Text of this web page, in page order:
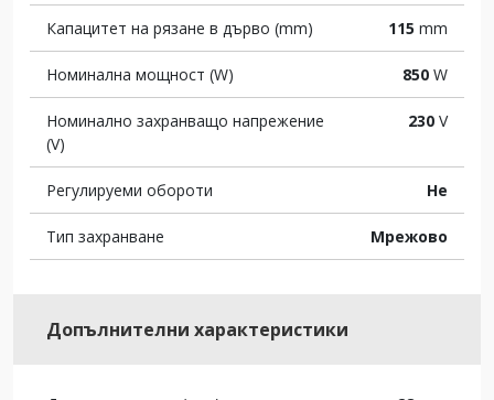
Капацитет на рязане в дърво (mm) 115 mm
Номинална мощност (W) 850 W
Номинално захранващо напрежение
(V)
230 V
Регулируеми обороти Не
Тип захранване Мрежово
Допълнителни характеристики